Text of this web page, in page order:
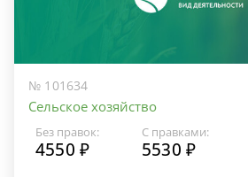
№ 101634
Сельское хозяйство
Без правок:
4550 ₽
С правками:
5530 ₽